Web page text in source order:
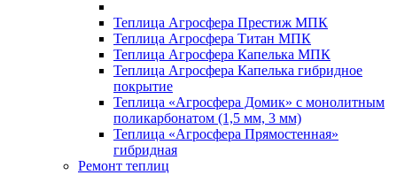
Теплица Агросфера Престиж МПК
Теплица Агросфера Титан МПК
Теплица Агросфера Капелька МПК
Теплица Агросфера Капелька гибридное
покрытие
Теплица «Агросфера Домик» с монолитным
поликарбонатом (1,5 мм, 3 мм)
Теплица «Агросфера Прямостенная»
гибридная
Ремонт теплиц